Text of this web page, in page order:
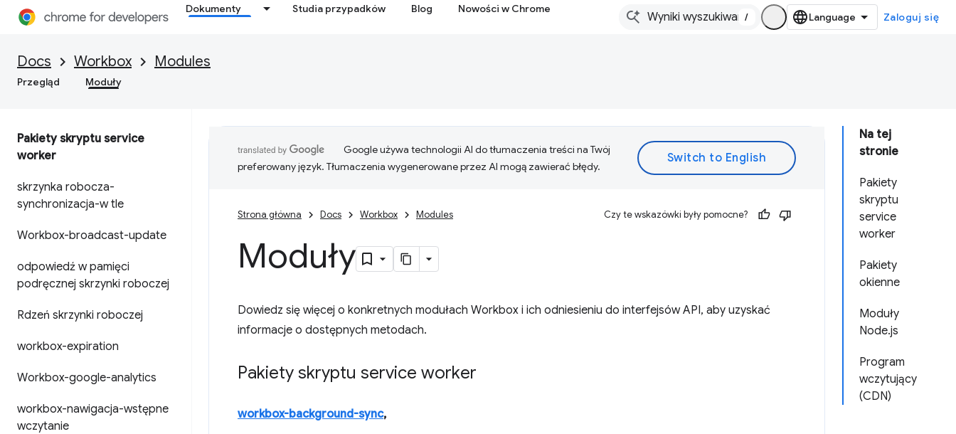
Dokumenty Studia przypadków Blog Nowości w Chrome
/ Zaloguj się
Docs Workbox Modules
Przegląd Moduły
Pakiety skryptu service
worker
skrzynka robocza-
synchronizacja-w tle
Workbox-broadcast-update
odpowiedź w pamięci
podręcznej skrzynki roboczej
Rdzeń skrzynki roboczej
workbox-expiration
Workbox-google-analytics
workbox-nawigacja-wstępne
wczytanie
Na tej
stronie
Pakiety
skryptu
service
worker
Pakiety
okienne
Moduły
Node.js
Program
wczytujący
(CDN)
Google używa technologii AI do tłumaczenia treści na Twój
preferowany język. Tłumaczenia wygenerowane przez AI mogą zawierać błędy.
Strona główna Docs Workbox Modules Czy te wskazówki były pomocne?
Moduły
Dowiedz się więcej o konkretnych modułach Workbox i ich odniesieniu do interfejsów API, aby uzyskać
informacje o dostępnych metodach.
Pakiety skryptu service worker
workbox-background-sync,